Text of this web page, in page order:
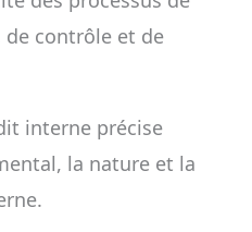
de contrôle et de
interne précise
la nature et la